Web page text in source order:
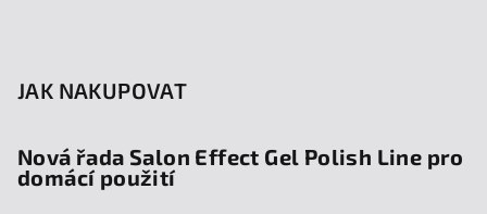
JAK NAKUPOVAT
Nová řada Salon Effect Gel Polish Line pro
domácí použití